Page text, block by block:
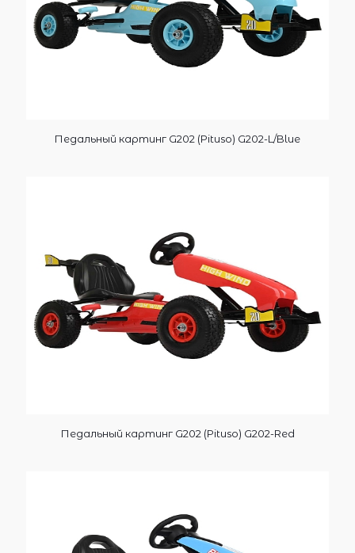
Педальный картинг G202 (Pituso) G202-L/Blue
Педальный картинг G202 (Pituso) G202-Red